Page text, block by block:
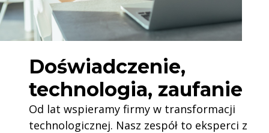
Doświadczenie,
technologia, zaufanie
Od lat wspieramy firmy w transformacji
technologicznej. Nasz zespół to eksperci z